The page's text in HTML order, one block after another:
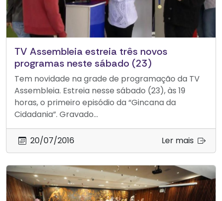
TV Assembleia estreia três novos
programas neste sábado (23)
Tem novidade na grade de programação da TV
Assembleia. Estreia nesse sábado (23), às 19
horas, o primeiro episódio da “Gincana da
Cidadania”. Gravado...
20/07/2016 Ler mais